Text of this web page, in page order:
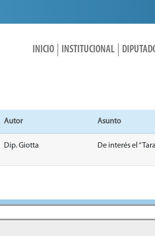
INICIO INSTITUCIONAL
Autor Asunto
Dip. Giotta De interés el